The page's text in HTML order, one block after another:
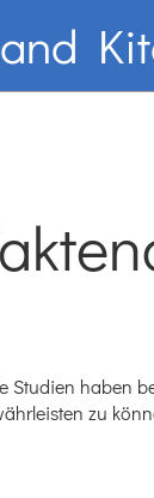
Studien haben
zu